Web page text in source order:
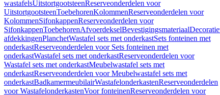
wastafelsUitstortgootsteenReserveonderdelen voor
UitstortgootsteenToebehorenKolommenReserveonderdelen voor
KolommenSifonkappenReserveonderdelen voor
SifonkappenToebehorenAfvoerdekselBevestigingsmateriaal
afdekkingenPlanchetWastafel sets met onderkastSets fonteinen met
onderkastReserveonderdelen voor Sets fonteinen met
onderkastWastafel sets met onderkastReserveonderdelen voor
Wastafel sets met onderkastMeubelwastafel sets met
onderkastReserveonderdelen voor Meubelwastafel sets met
onderkastBadkamermeubilairWastafelonderkastenReserveonderdelen
voor WastafelonderkastenVoor fonteinenReserveonderdelen voor